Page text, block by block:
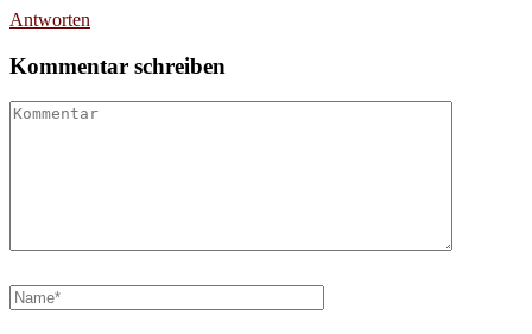
Antworten
Kommentar schreiben